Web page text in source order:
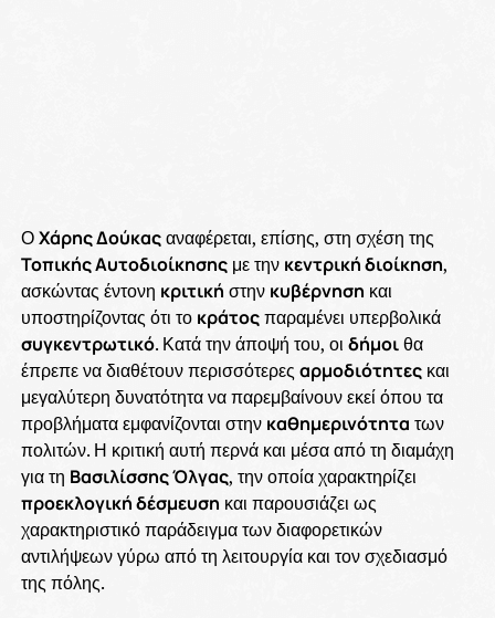
ΟΧάρης Δούκαςαναφέρεται, επίσης, στη σχέση της
Τοπικής Αυτοδιοίκησηςμε την κεντρική διοίκηση,
ασκώντας έντονη κριτική στην κυβέρνηση και
υποστηρίζοντας ότι το κράτοςπαραμένει υπερβολικά
συγκεντρωτικό. Κατά την άποψή του, οι δήμοιθα
έπρεπε να διαθέτουν περισσότερεςαρμοδιότητεςκαι
μεγαλύτερη δυνατότητα να παρεμβαίνουν εκεί όπου τα
προβλήματα εμφανίζονται στην καθημερινότητα των
πολιτών. Η κριτική αυτή περνά και μέσα από τη διαμάχη
για τη Βασιλίσσης Όλγας, την οποία χαρακτηρίζει
προεκλογική δέσμευση και παρουσιάζει ως
χαρακτηριστικό παράδειγμα των διαφορετικών
αντιλήψεων γύρω από τη λειτουργία και τον σχεδιασμό
της πόλης.